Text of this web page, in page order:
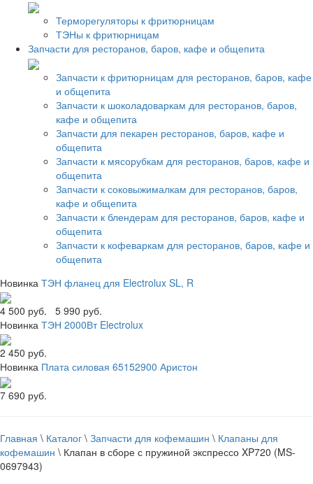
Терморегуляторы к фритюрницам
ТЭНы к фритюрницам
Запчасти для ресторанов, баров, кафе и общепита
Запчасти к фритюрницам для ресторанов, баров, кафе
и общепита
Запчасти к шоколадоваркам для ресторанов, баров,
кафе и общепита
Запчасти для пекарен ресторанов, баров, кафе и
общепита
Запчасти к мясорубкам для ресторанов, баров, кафе и
общепита
Запчасти к соковыжималкам для ресторанов, баров,
кафе и общепита
Запчасти к блендерам для ресторанов, баров, кафе и
общепита
Запчасти к кофеваркам для ресторанов, баров, кафе и
общепита
Новинка ТЭН фланец для Electrolux SL, R
4 500 руб.
5 990 руб.
Новинка ТЭН 2000Вт Electrolux
2 450 руб.
Новинка Плата силовая 65152900 Аристон
7 690 руб.
Главная \ Каталог \ Запчасти для кофемашин \ Клапаны для
кофемашин \ Клапан в сборе с пружиной экспрессо XP720 (MS-
0697943)